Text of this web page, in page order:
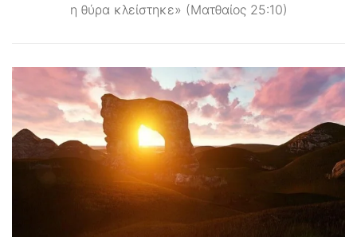
η θύρα κλείστηκε» (Ματθαίος 25:10)